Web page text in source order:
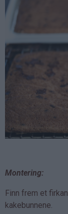
Montering:
Finn frem et
kakebunnene.